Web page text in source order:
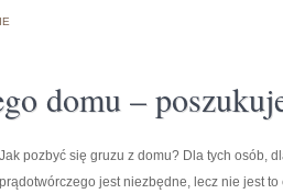
domu –
Jak pozbyć się gruzu z domu? Dla tych osób,
prądotwórczego jest niezbędne, lecz nie jest